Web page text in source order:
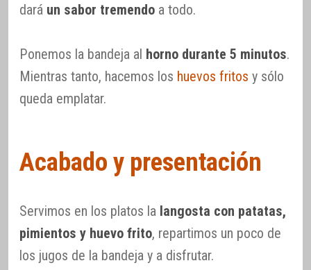
dará un sabor tremendo a todo.
Ponemos la bandeja al horno durante 5 minutos.
Mientras tanto, hacemos los huevos fritos y sólo
queda emplatar.
Acabado y presentación
Servimos en los platos la langosta con patatas,
pimientos y huevo frito, repartimos un poco de
los jugos de la bandeja y a disfrutar.